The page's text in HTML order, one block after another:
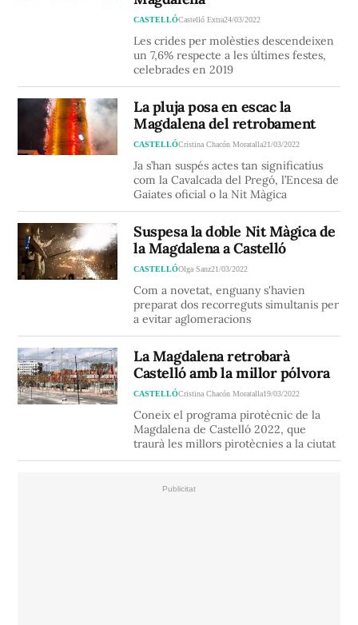
CASTELLÓCastelló Extra24/03/2022
Les crides per molèsties descendeixen
un 7,6% respecte a les últimes festes,
celebrades en 2019
La pluja posa en escac la
Magdalena del retrobament
CASTELLÓCristina Chacón Moratalla21/03/2022
Ja s’han suspés actes tan significatius
com la Cavalcada del Pregó, l’Encesa de
Gaiates oficial o la Nit Màgica
Suspesa la doble Nit Màgica de
la Magdalena a Castelló
CASTELLÓOlga Sanz21/03/2022
Com a novetat, enguany s'havien
preparat dos recorreguts simultanis per
a evitar aglomeracions
La Magdalena retrobarà
Castelló amb la millor pólvora
CASTELLÓCristina Chacón Moratalla19/03/2022
Coneix el programa pirotècnic de la
Magdalena de Castelló 2022, que
traurà les millors pirotècnies a la ciutat